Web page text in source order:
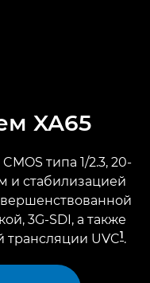
XA65
типа 1/2.3, 20-
и стабилизацией
3G-SDI, а также
трансляции UVC1.